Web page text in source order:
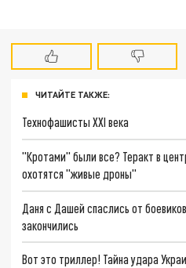
ЧИТАЙТЕ ТАКЖЕ:
Технофашисты XXI века
"Кротами" были все? Теракт в
охотятся "живые дроны"
Даня с Дашей спаслись от
закончились
Вот это триллер! Тайна удара